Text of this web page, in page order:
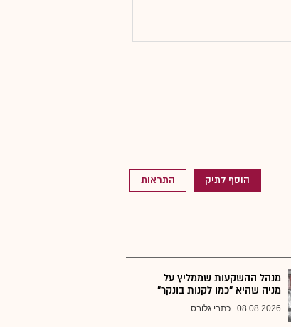
הוסף לתיק התראות
מנהל ההשקעות שממליץ על
מניה שהיא "כמו לקנות בונקר"
08.08.2026 כתבי גלובס